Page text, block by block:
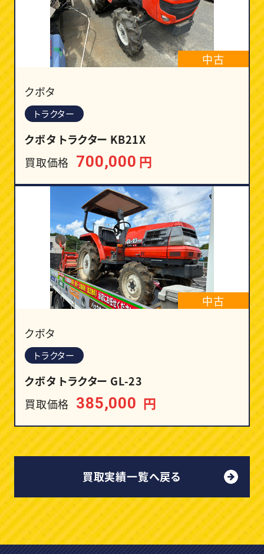
中古
クボタ
トラクター
クボタ トラクター KB21X
買取価格 700,000 円
中古
クボタ
トラクター
クボタ トラクター GL-23
買取価格 385,000 円
買取実績一覧へ戻る